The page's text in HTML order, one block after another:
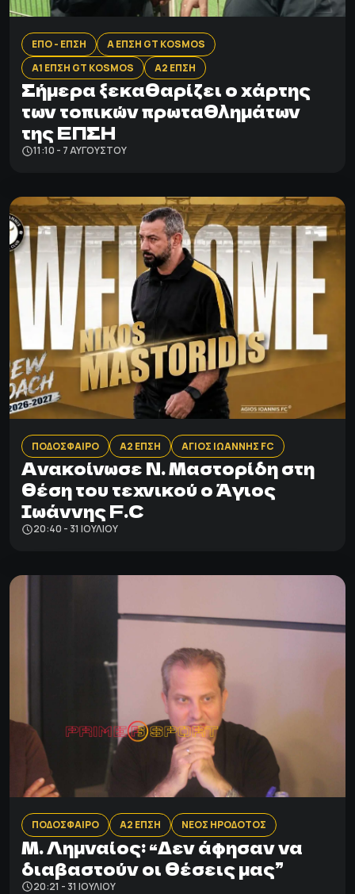
ΕΠΟ - ΕΠΣΗ
Α ΕΠΣΗ GT KOSMOS
Α1 ΕΠΣΗ GT KOSMOS
Α2 ΕΠΣΗ
Σήμερα ξεκαθαρίζει ο χάρτης
των τοπικών πρωταθλημάτων
της ΕΠΣΗ
11:10 - 7 ΑΥΓΟΎΣΤΟΥ
ΠΟΔΟΣΦΑΙΡΟ Α2 ΕΠΣΗ ΑΓΙΟΣ ΙΩΑΝΝΗΣ FC
Ανακοίνωσε Ν. Μαστορίδη στη
θέση του τεχνικού ο Άγιος
Ιωάννης F.C
20:40 - 31 ΙΟΥΛΊΟΥ
ΠΟΔΟΣΦΑΙΡΟ Α2 ΕΠΣΗ ΝΕΟΣ ΗΡΟΔΟΤΟΣ
Μ. Λημναίος: “Δεν άφησαν να
διαβαστούν οι θέσεις μας”
20:21 - 31 ΙΟΥΛΊΟΥ